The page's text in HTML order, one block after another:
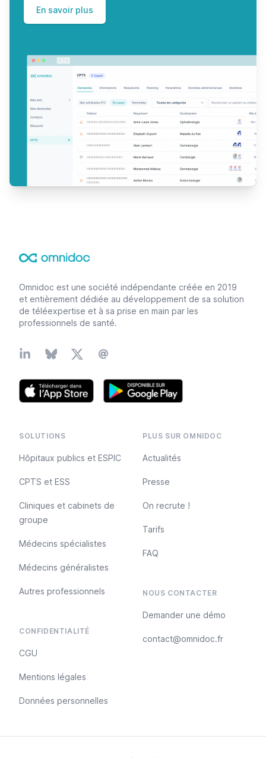
En savoir plus
Footer
Omnidoc est une société indépendante créée en 2019
et entièrement dédiée au développement de sa solution
de téléexpertise et à sa prise en main par les
professionnels de santé.
LinkedinBluesky
X Email
SOLUTIONS
Hôpitaux publics et ESPIC
CPTS et ESS
Cliniques et cabinets de
groupe
Médecins spécialistes
Médecins généralistes
Autres professionnels
CONFIDENTIALITÉ
CGU
Mentions légales
Données personnelles
PLUS SUR OMNIDOC
Actualités
Presse
On recrute !
Tarifs
FAQ
NOUS CONTACTER
Demander une démo
contact@omnidoc.fr